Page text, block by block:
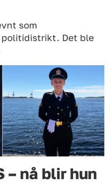
som
Det ble
– nå blir hun